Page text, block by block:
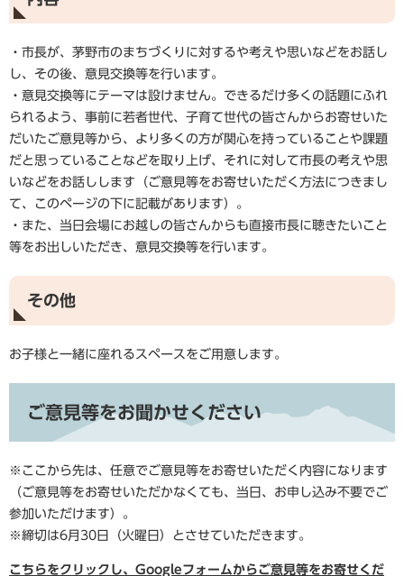
・市長が、茅野市のまちづくりに対するや考えや思いなどをお話し
し、その後、意見交換等を行います。
・意見交換等にテーマは設けません。できるだけ多くの話題にふれ
られるよう、事前に若者世代、子育て世代の皆さんからお寄せいた
だいたご意見等から、より多くの方が関心を持っていることや課題
だと思っていることなどを取り上げ、それに対して市長の考えや思
いなどをお話しします（ご意見等をお寄せいただく方法につきまし
て、このページの下に記載があります）。
・また、当日会場にお越しの皆さんからも直接市長に聴きたいこと
等をお出しいただき、意見交換等を行います。
その他
お子様と一緒に座れるスペースをご用意します。
ご意見等をお聞かせください
※ここから先は、任意でご意見等をお寄せいただく内容になります
（ご意見等をお寄せいただかなくても、当日、お申し込み不要でご
参加いただけます）。
※締切は6月30日（火曜日）とさせていただきます。
こちらをクリックし、Googleフォームからご意見等をお寄せくだ